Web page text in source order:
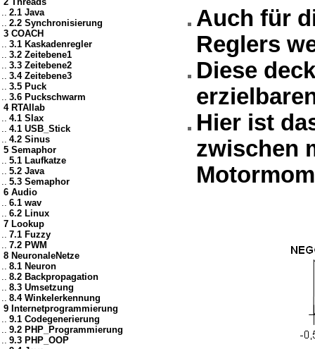
.. 2.1 Java
.. 2.2 Synchronisierung
3 COACH
.. 3.1 Kaskadenregler
.. 3.2 Zeitebene1
.. 3.3 Zeitebene2
.. 3.4 Zeitebene3
.. 3.5 Puck
.. 3.6 Puckschwarm
4 RTAIlab
.. 4.1 Slax
.. 4.1 USB_Stick
.. 4.2 Sinus
5 Semaphor
.. 5.1 Laufkatze
.. 5.2 Java
.. 5.3 Semaphor
6 Audio
.. 6.1 wav
.. 6.2 Linux
7 Lookup
.. 7.1 Fuzzy
.. 7.2 PWM
8 NeuronaleNetze
.. 8.1 Neuron
.. 8.2 Backpropagation
.. 8.3 Umsetzung
.. 8.4 Winkelerkennung
9 Internetprogrammierung
.. 9.1 Codegenerierung
.. 9.2 PHP_Programmierung
.. 9.3 PHP_OOP
Auch für
Reglers
Diese
Hier ist
zwischen